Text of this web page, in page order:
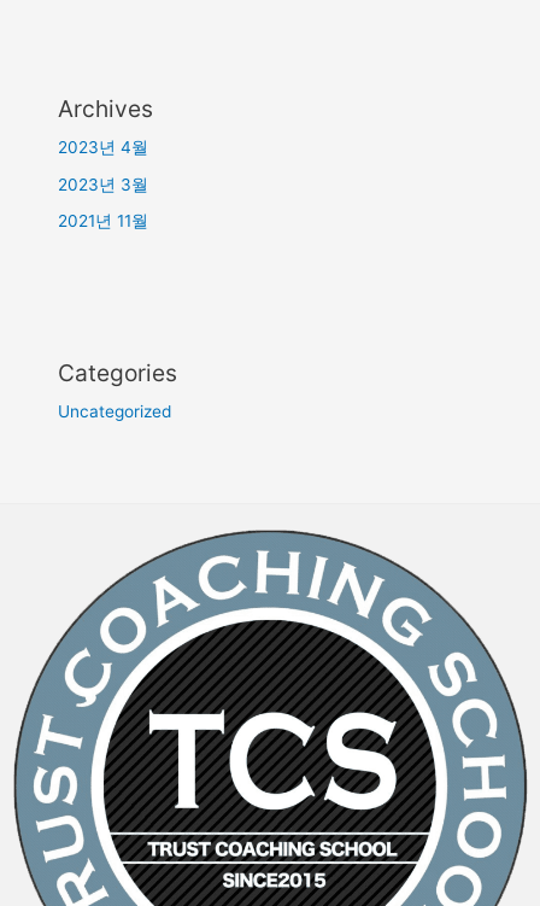
Archives
2023년 4월
2023년 3월
2021년 11월
Categories
Uncategorized